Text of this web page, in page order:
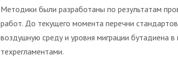
Методики были разработаны по результатам
работ. До текущего момента перечни
воздушную среду и уровня миграции бутадиена
техрегламентами.